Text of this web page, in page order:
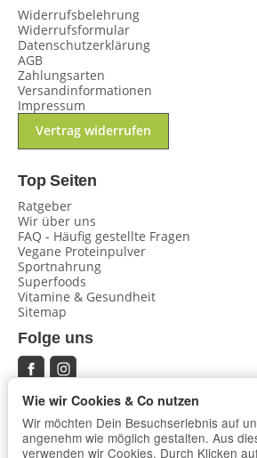
Widerrufsbelehrung
Widerrufsformular
Datenschutzerklärung
AGB
Zahlungsarten
Versandinformationen
Impressum
Vertrag widerrufen
Top Seiten
Ratgeber
Wir über uns
FAQ - Häufig gestellte Fragen
Vegane Proteinpulver
Sportnahrung
Superfoods
Vitamine & Gesundheit
Sitemap
Folge uns
Ausgezeichnet &
Wie wir Cookies & Co nutzen
Wir möchten Dein Besuchserlebnis auf
angenehm wie möglich gestalten. Aus
verwenden wir Cookies. Durch Klicken